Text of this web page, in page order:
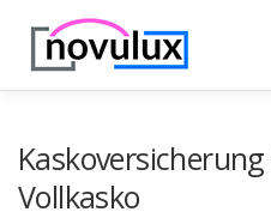
Inhalt
springen
Vollkasko